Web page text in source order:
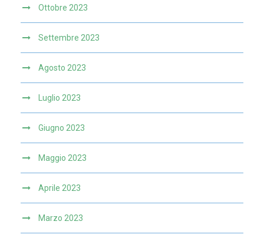
Ottobre 2023
Settembre 2023
Agosto 2023
Luglio 2023
Giugno 2023
Maggio 2023
Aprile 2023
Marzo 2023